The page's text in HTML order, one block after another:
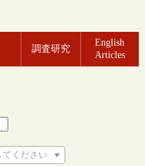
調査研究
English
Articles
ください